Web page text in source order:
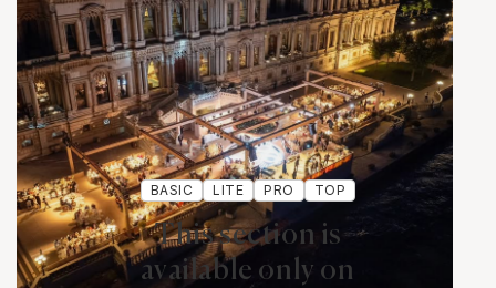
BASIC LITE PRO TOP
This section is
available only on